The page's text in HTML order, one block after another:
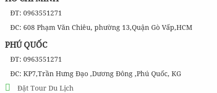
ĐT: 0963551271
ĐC: 608 Phạm Văn Chiêu, phường 13,Quận Gò Vấp,HCM
PHÚ QUỐC
ĐT: 0963551271
ĐC: KP7,Trần Hưng Đạo ,Dương Đông ,Phú Quốc, KG
Đặt Tour Du Lịch